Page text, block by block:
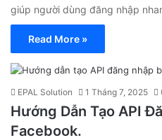
giúp người dùng đăng nhập
Read More »
EPAL Solution 1 Tháng 7, 2025
Hướng Dẫn Tạo API
Facebook.